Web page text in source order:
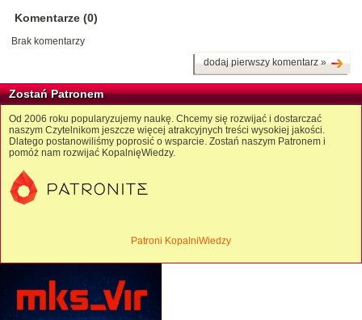
Komentarze (0)
Brak komentarzy
dodaj pierwszy komentarz »
Zostań Patronem
Od 2006 roku popularyzujemy naukę. Chcemy się rozwijać i dostarczać
naszym Czytelnikom jeszcze więcej atrakcyjnych treści wysokiej jakości.
Dlatego postanowiliśmy poprosić o wsparcie. Zostań naszym Patronem i
pomóż nam rozwijać KopalnięWiedzy.
Patroni KopalniWiedzy